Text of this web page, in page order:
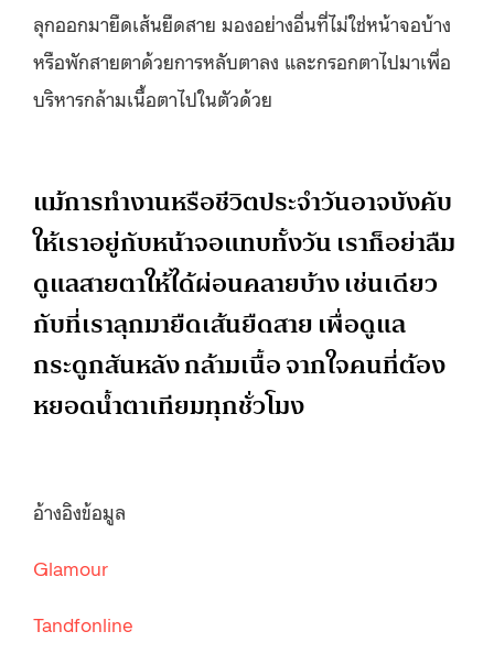
ลุกออกมายืดเส้นยืดสาย มองอย่างอื่นที่ไม่ใช่หน้าจอบ้าง
หรือพักสายตาด้วยการหลับตาลง และกรอกตาไปมาเพื่อ
บริหารกล้ามเนื้อตาไปในตัวด้วย
แม้การทำงานหรือชีวิตประจำวันอาจบังคับ
ให้เราอยู่กับหน้าจอแทบทั้งวัน เราก็อย่าลืม
ดูแลสายตาให้ได้ผ่อนคลายบ้าง เช่นเดียว
กับที่เราลุกมายืดเส้นยืดสาย เพื่อดูแล
กระดูกสันหลัง กล้ามเนื้อ จากใจคนที่ต้อง
หยอดน้ำตาเทียมทุกชั่วโมง
อ้างอิงข้อมูล
Glamour
Tandfonline